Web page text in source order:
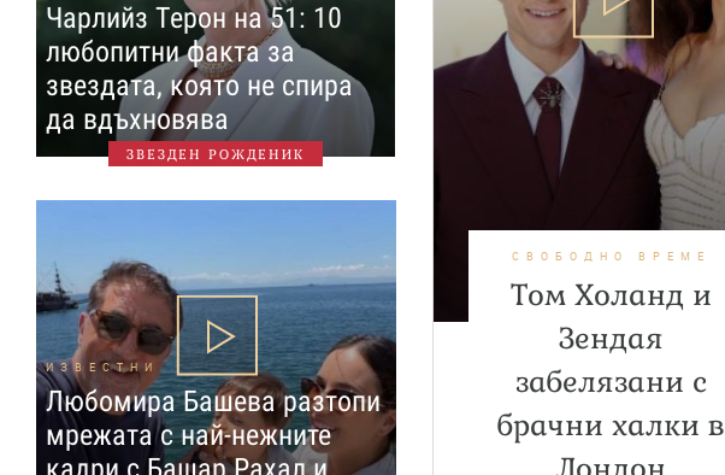
Чарлийз Терон на 51: 10
любопитни факта за
звездата, която не спира
да вдъхновява
ЗВЕЗДЕН РОЖДЕНИК
ИЗВЕСТНИ
Любомира Башева разтопи
мрежата с най-нежните
СВОБОДНО ВРЕМЕ
Том Холанд и
Зендая
забелязани с
брачни халки в